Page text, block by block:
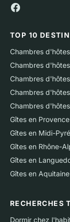
TOP 10
Chambres
Chambres
Chambres
Chambres
Chambres
Gîtes en
Gîtes en Midi-
Gîtes en Rhône-
Gîtes en
Gîtes en Aquitaine
RECHERCHES
Dormir chez